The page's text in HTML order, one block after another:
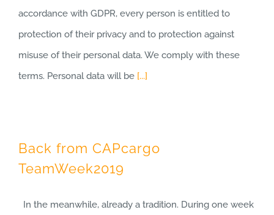
accordance with GDPR, every person is entitled to
protection of their privacy and to protection against
misuse of their personal data. We comply with these
terms. Personal data will be [...]
Back from CAPcargo
TeamWeek2019
In the meanwhile, already a tradition. During one week